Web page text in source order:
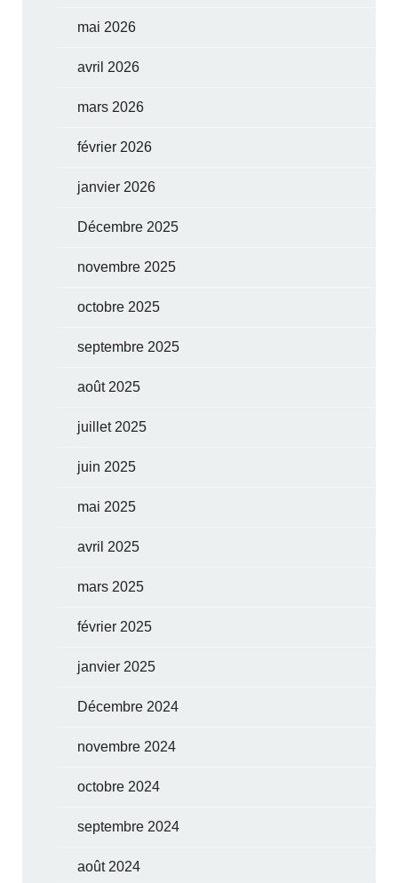
mai 2026
avril 2026
mars 2026
février 2026
janvier 2026
Décembre 2025
novembre 2025
octobre 2025
septembre 2025
août 2025
juillet 2025
juin 2025
mai 2025
avril 2025
mars 2025
février 2025
janvier 2025
Décembre 2024
novembre 2024
octobre 2024
septembre 2024
août 2024